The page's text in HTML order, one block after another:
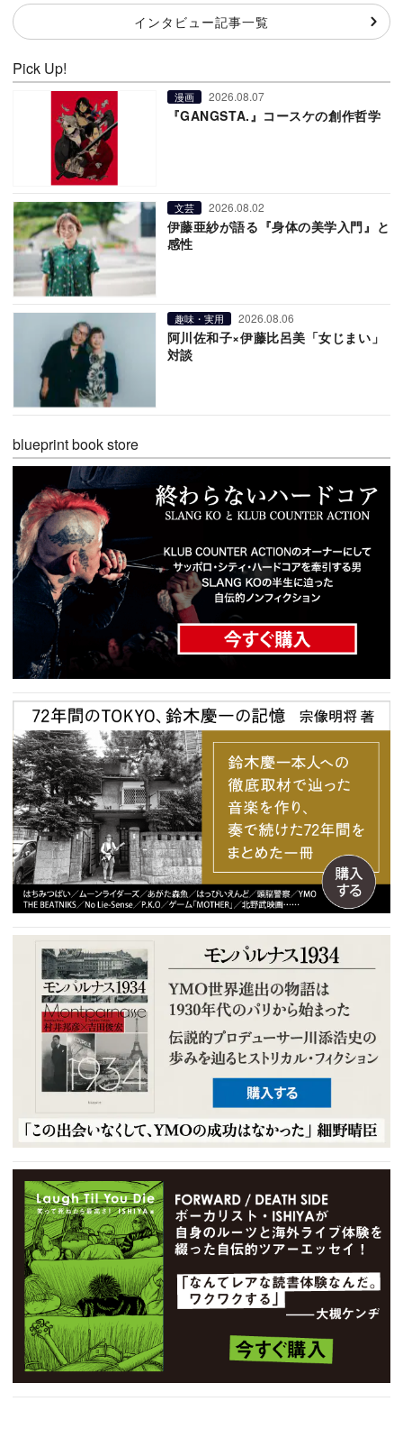
インタビュー記事一覧
Pick Up!
漫画 2026.08.07
『GANGSTA.』コースケの創作哲学
文芸 2026.08.02
伊藤亜紗が語る『身体の美学入門』と
感性
趣味・実用 2026.08.06
阿川佐和子×伊藤比呂美「女じまい」
対談
blueprint book store